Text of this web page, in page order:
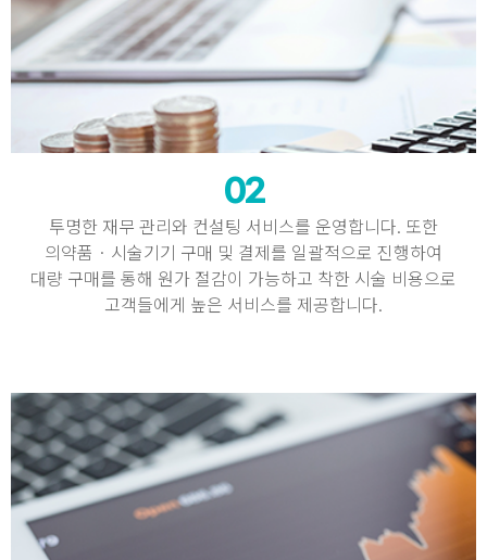
02
투명한 재무 관리와 컨설팅 서비스를 운영합니다. 또한
의약품 · 시술기기 구매 및 결제를 일괄적으로 진행하여
대량 구매를 통해 원가 절감이 가능하고 착한 시술 비용으로
고객들에게 높은 서비스를 제공합니다.